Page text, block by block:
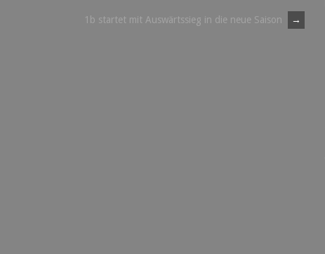
1b startet mit Auswärtssieg in die neue Saison →